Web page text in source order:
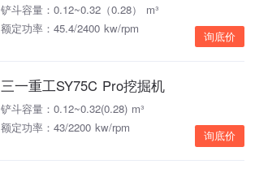
铲斗容量：0.12~0.32（0.28） m³
额定功率：45.4/2400 kw/rpm
询底价
三一重工SY75C Pro挖掘机
铲斗容量：0.12~0.32(0.28) m³
额定功率：43/2200 kw/rpm
询底价